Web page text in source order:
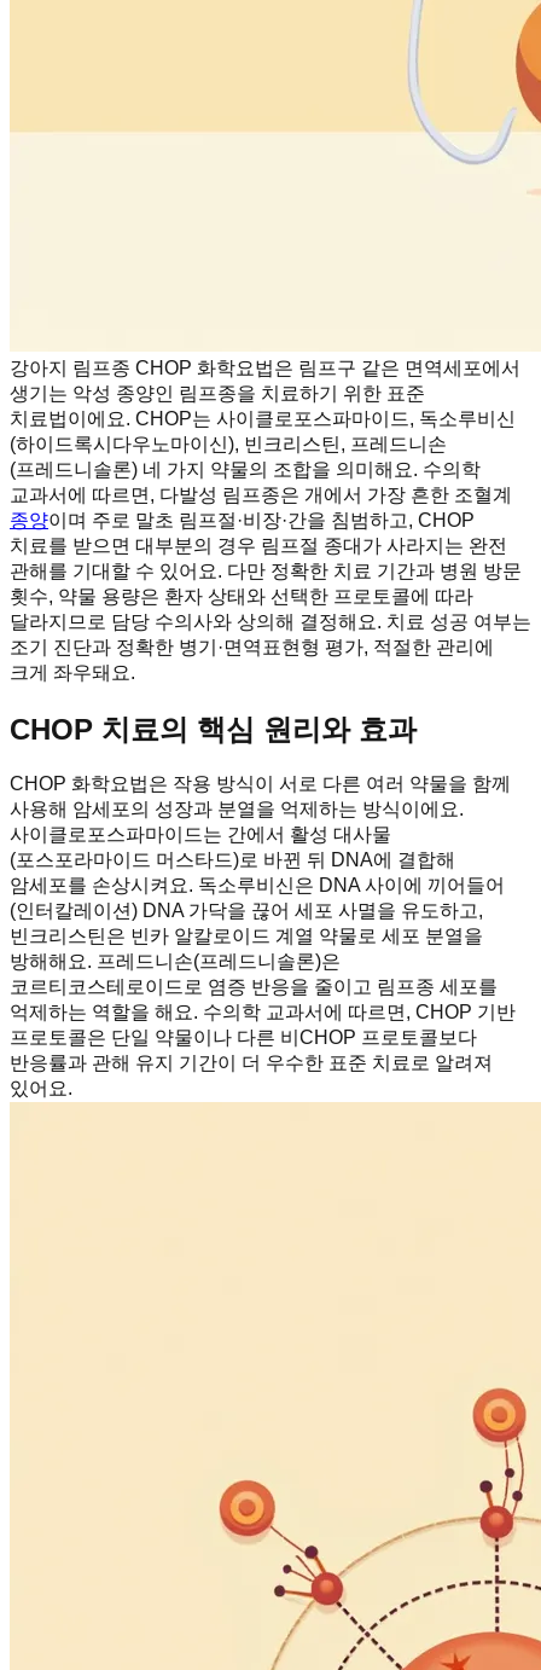
강아지 림프종 CHOP 화학요법은 림프구 같은 면역세포에서
생기는 악성 종양인 림프종을 치료하기 위한 표준
치료법이에요. CHOP는 사이클로포스파마이드, 독소루비신
(하이드록시다우노마이신), 빈크리스틴, 프레드니손
(프레드니솔론) 네 가지 약물의 조합을 의미해요. 수의학
교과서에 따르면, 다발성 림프종은 개에서 가장 흔한 조혈계
종양이며 주로 말초 림프절·비장·간을 침범하고, CHOP
치료를 받으면 대부분의 경우 림프절 종대가 사라지는 완전
관해를 기대할 수 있어요. 다만 정확한 치료 기간과 병원 방문
횟수, 약물 용량은 환자 상태와 선택한 프로토콜에 따라
달라지므로 담당 수의사와 상의해 결정해요. 치료 성공 여부는
조기 진단과 정확한 병기·면역표현형 평가, 적절한 관리에
크게 좌우돼요.
CHOP 치료의 핵심 원리와 효과
CHOP 화학요법은 작용 방식이 서로 다른 여러 약물을 함께
사용해 암세포의 성장과 분열을 억제하는 방식이에요.
사이클로포스파마이드는 간에서 활성 대사물
(포스포라마이드 머스타드)로 바뀐 뒤 DNA에 결합해
암세포를 손상시켜요. 독소루비신은 DNA 사이에 끼어들어
(인터칼레이션) DNA 가닥을 끊어 세포 사멸을 유도하고,
빈크리스틴은 빈카 알칼로이드 계열 약물로 세포 분열을
방해해요. 프레드니손(프레드니솔론)은
코르티코스테로이드로 염증 반응을 줄이고 림프종 세포를
억제하는 역할을 해요. 수의학 교과서에 따르면, CHOP 기반
프로토콜은 단일 약물이나 다른 비CHOP 프로토콜보다
반응률과 관해 유지 기간이 더 우수한 표준 치료로 알려져
있어요.